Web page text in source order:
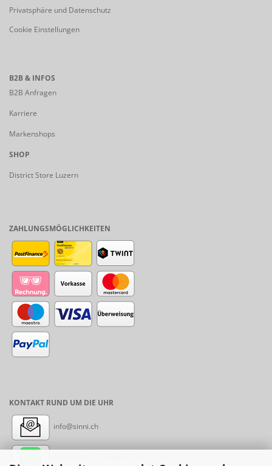
Privatsphäre und Datenschutz
Cookie Einstellungen
B2B & INFOS
B2B Anfragen
Karriere
Markenshops
SHOP
District Store Luzern
ZAHLUNGSMÖGLICHKEITEN
KONTAKT RUND UM DIE UHR
info@sinni.ch